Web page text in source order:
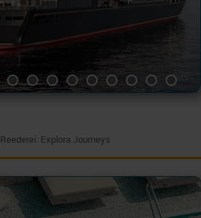
Reederei: Explora Journeys